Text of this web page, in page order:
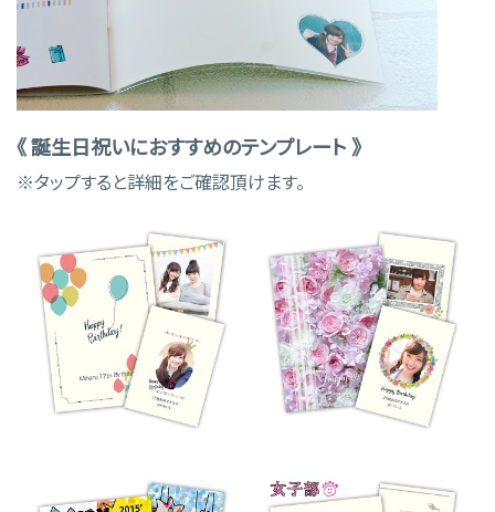
《 誕生日祝いにおすすめのテンプレート 》
※タップすると詳細をご確認頂けます。